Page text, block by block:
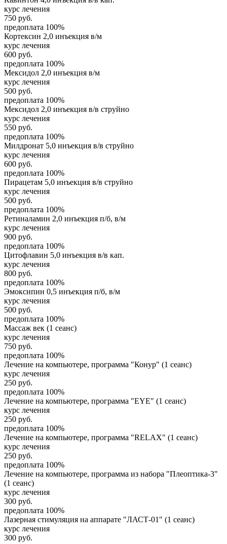
курс лечения
750 руб.
предоплата 100%
Кортексин 2,0 инъекция в/м
курс лечения
600 руб.
предоплата 100%
Мексидол 2,0 инъекция в/м
курс лечения
500 руб.
предоплата 100%
Мексидол 2,0 инъекция в/в струйно
курс лечения
550 руб.
предоплата 100%
Милдронат 5,0 инъекция в/в струйно
курс лечения
600 руб.
предоплата 100%
Пирацетам 5,0 инъекция в/в струйно
курс лечения
500 руб.
предоплата 100%
Ретиналамин 2,0 инъекция п/б, в/м
курс лечения
900 руб.
предоплата 100%
Цитофлавин 5,0 инъекция в/в кап.
курс лечения
800 руб.
предоплата 100%
Эмоксипин 0,5 инъекция п/б, в/м
курс лечения
500 руб.
предоплата 100%
Массаж век (1 сеанс)
курс лечения
750 руб.
предоплата 100%
Лечение на компьютере, программа "Конур" (1 сеанс)
курс лечения
250 руб.
предоплата 100%
Лечение на компьютере, программа "EYE" (1 сеанс)
курс лечения
250 руб.
предоплата 100%
Лечение на компьютере, программа "RELAX" (1 сеанс)
курс лечения
250 руб.
предоплата 100%
Лечение на компьютере, программа из набора "Плеоптика-3"
(1 сеанс)
курс лечения
300 руб.
предоплата 100%
Лазерная стимуляция на аппарате "ЛАСТ-01" (1 сеанс)
курс лечения
300 руб.